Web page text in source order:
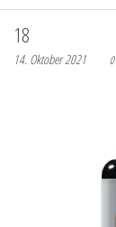
18
14. Oktober 2021 0